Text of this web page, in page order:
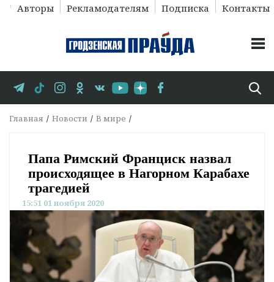
Авторы Рекламодателям Подписка Контакты
Главная Новости В мире
Папа Римский Франциск назвал
происходящее в Нагорном Карабахе
трагедией
15:51 01 ноября 2020